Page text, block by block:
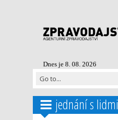
Dnes je 8. 08. 2026
jednání s lidmi